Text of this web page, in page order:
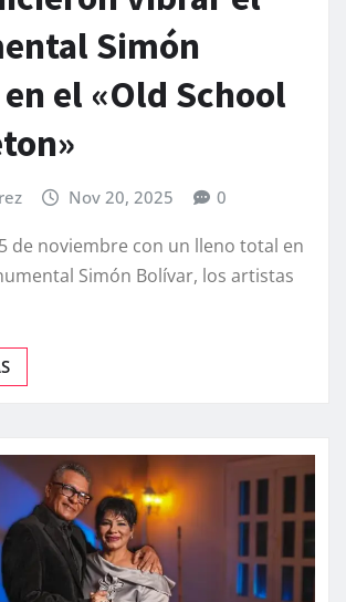
Simón
el «Old School
Nov 20, 2025 0
de noviembre con un lleno total en
Simón Bolívar, los artistas